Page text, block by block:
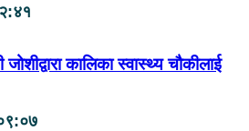
कालिका स्वास्थ्य चौकीलाई